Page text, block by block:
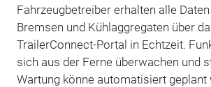
Fahrzeugbetreiber erhalten alle
Bremsen und Kühlaggregaten über
TrailerConnect-Portal in Echtzeit.
sich aus der Ferne überwachen und
Wartung könne automatisiert geplant